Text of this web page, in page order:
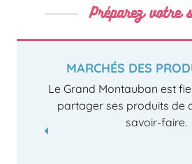
Préparez votre
MARCHÉS DES
Le Grand Montauban est
partager ses produits de
savoir-faire.